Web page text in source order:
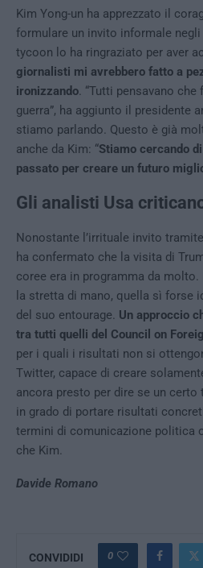
Kim Yong-un ha apprezzato il
formulare un invito informale
tycoon lo ha ringraziato per aver
giornalisti mi avrebbero fatto a
ironizzando. “Tutti pensavano
guerra”, ha aggiunto il presidente
stiamo parlando. Questo è già
anche da Kim: “Stiamo cercando
passato per creare un futuro
Gli analisti Usa
Nonostante l’irrituale invito
ha confermato che la visita di
coree era in programma da
la stretta di mano, quella sì forse
del suo entourage. Un approccio
tra tutti quelli del Council on
per i quali i risultati non si
Twitter, capace di creare
ancora presto per dire se un
in grado di portare risultati
termini di comunicazione politica
che Kim.
Davide Romano
CONVIDIDI 0